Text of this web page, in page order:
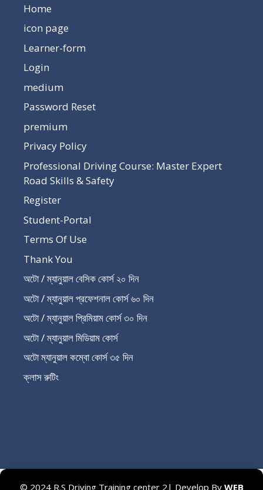
Home
icon page
Learner-form
Login
medium
Password Reset
premium
Privacy Policy
Professional Driving Course: Master Expert
Road Skills & Safety
Register
Student-Portal
Terms Of Use
Thank You
অটো / ম্যানুয়াল বেসিক কোর্স ২০ দিন
অটো / ম্যানুয়াল প্রফেশনাল কোর্স ৬০ দিন
অটো / ম্যানুয়াল প্রিমিয়াম কোর্স ৩০ দিন
অটো / ম্যানুয়াল মিডিয়াম কোর্স
অটো ম্যানুয়াল কম্বো কোর্স ৩৫ দিন
ক্লাস রুটিং
© 2024 R.S Driving Training center 2| Develop By WEB